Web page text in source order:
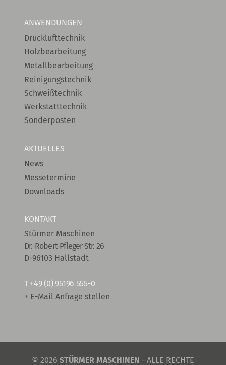
ANWENDUNGEN
Drucklufttechnik
Holzbearbeitung
Metallbearbeitung
Reinigungstechnik
Schweißtechnik
Werkstatttechnik
Sonderposten
AKTUELLES
News
Messetermine
Downloads
KONTAKT
Stürmer Maschinen
Dr.-Robert-Pfleger-Str. 26
D-96103 Hallstadt
T +49 (0) 95196 555-0
+ E-Mail Anfrage stellen
© 2026 STÜRMER MASCHINEN - ALLE RECHTE